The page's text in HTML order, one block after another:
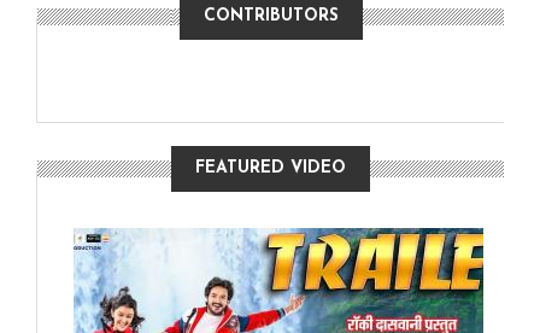
CONTRIBUTORS
FEATURED VIDEO